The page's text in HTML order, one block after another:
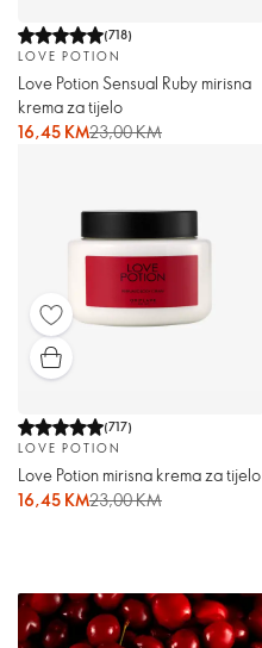
(718)
LOVE POTION
Love Potion Sensual Ruby mirisna
krema za tijelo
16,45 KM23,00 KM
(717)
LOVE POTION
Love Potion mirisna krema za tijelo
16,45 KM23,00 KM